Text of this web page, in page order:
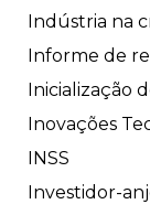
Indústria na
Informe de
Inicialização
Inovações
INSS
Investidor-